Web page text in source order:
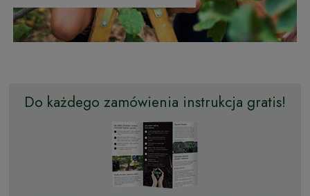
Do każdego zamówienia instrukcja gratis!